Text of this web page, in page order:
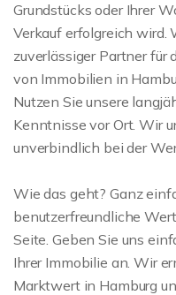
Grundstücks oder Ihrer
Verkauf erfolgreich wird.
zuverlässiger Partner für
von Immobilien in
Nutzen Sie unsere
Kenntnisse vor Ort. Wir
unverbindlich bei der
Wie das geht? Ganz
benutzerfreundliche
Seite. Geben Sie uns
Ihrer Immobilie an. Wir
Marktwert in Hamburg